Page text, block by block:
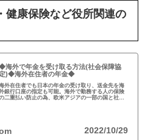
健康保険など役所関連の
海外で年金を受け取る方法(社会保障協
定)◆海外在住者の年金◆
外在住者でも日本の年金の受け取り、送金先を海
銀行口座の指定も可能。海外で勤務する人の保険
二重払い防止の為、欧米アジアの一部の国と社会
2022/10/29